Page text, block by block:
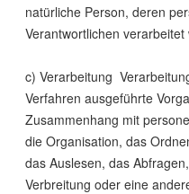
natürliche Person, deren
Verantwortlichen verarbeitet
c) Verarbeitung
Verfahren ausgeführte
Zusammenhang mit
die Organisation, das
das Auslesen, das
Verbreitung oder eine